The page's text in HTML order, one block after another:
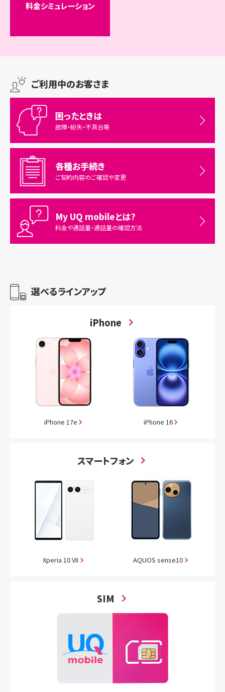
料金シミュレーション
ご利用中のお客さま
困ったときは
故障・紛失・不具合等
各種お手続き
ご契約内容のご確認や変更
My UQ mobileとは?
料金や通話量・通話量の確認方法
選べるラインアップ
iPhone
iPhone 17e iPhone 16
スマートフォン
Xperia 10 VII AQUOS sense10
SIM